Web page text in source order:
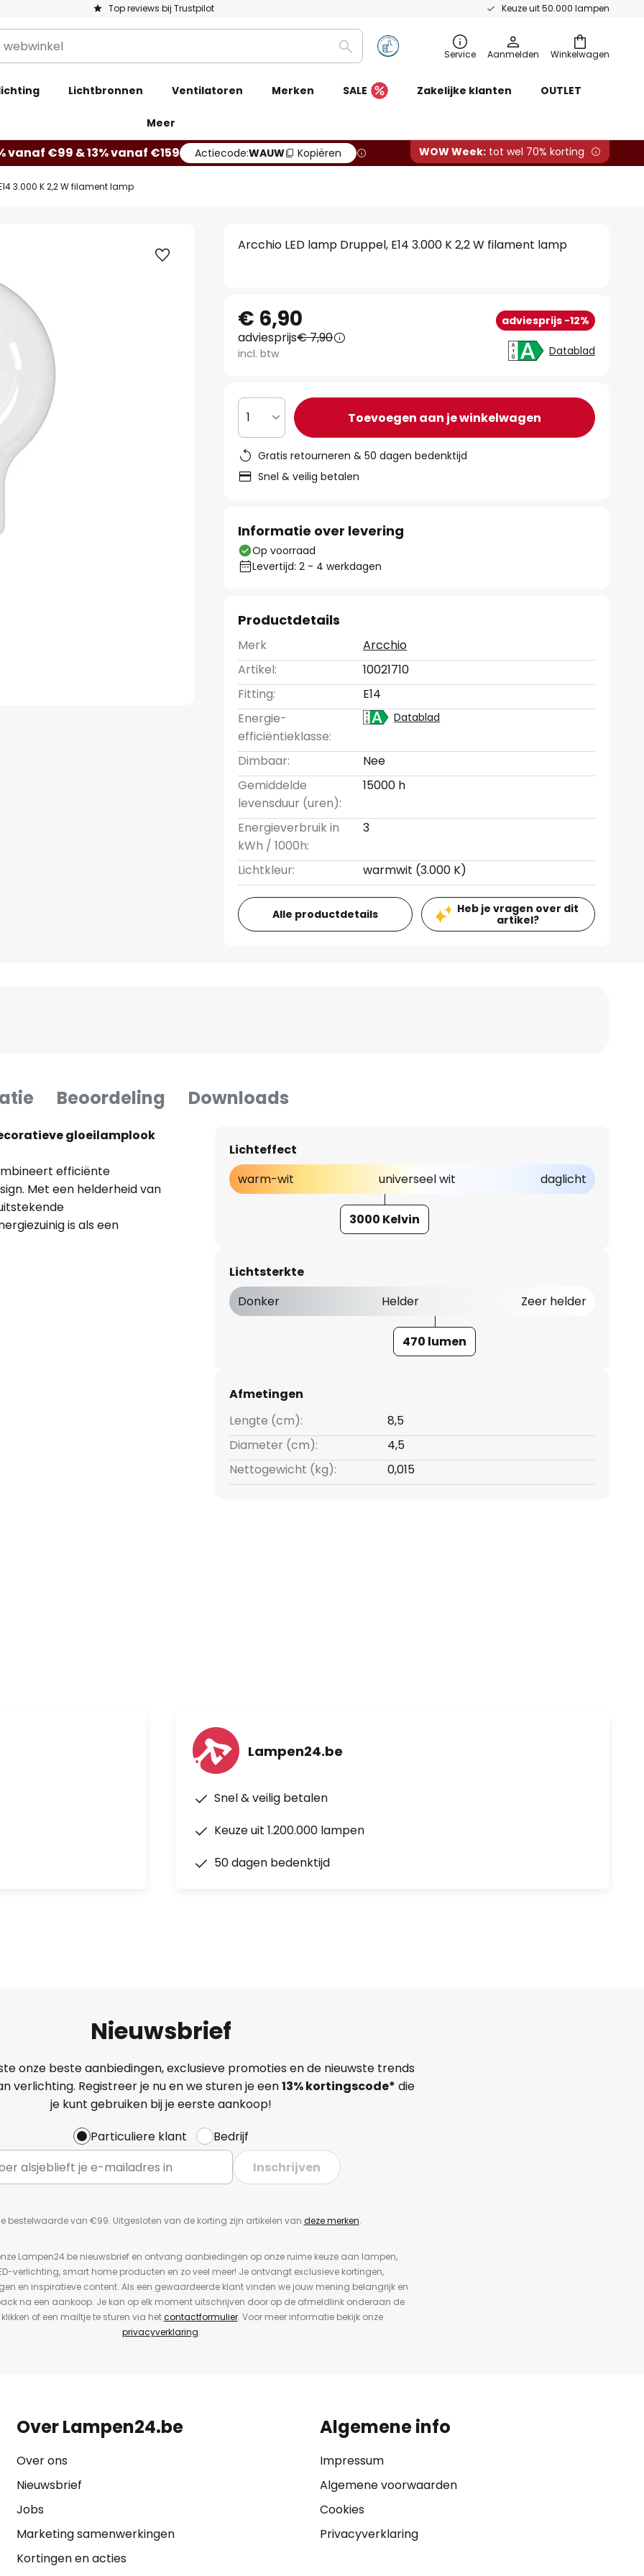
Top reviews bij Trustpilot Keuze uit 50.000 lampen
Winkelwagen
Zoeken Service Aanmelden
Lichtbronnen Ventilatoren Merken SALE Zakelijke klanten OUTLET
Meer
vanaf €99 & 13% vanaf €159 Actiecode:WAUW Kopiëren WOW Week: tot wel 70% korting
3.000 K 2,2 W filament lamp
Arcchio LED lamp Druppel, E14 3.000 K 2,2 W filament lamp
€ 6,90 adviesprijs -12%
adviesprijs€ 7,90
incl. btw Datablad
1 Toevoegen aan je winkelwagen
Gratis retourneren & 50 dagen bedenktijd
Snel & veilig betalen
Informatie over levering
Op voorraad
Levertijd: 2 - 4 werkdagen
Productdetails
Merk
Arcchio
Artikel:
10021710
Fitting:
E14
Energie-
efficiëntieklasse:
Datablad
Dimbaar:
Nee
Gemiddelde
levensduur (uren):
15000 h
Energieverbruik in
kWh / 1000h:
3
Lichtkleur: warmwit (3.000 K)
Alle productdetails
Heb je vragen over dit
artikel?
Beoordeling Downloads
gloeilamplook
efficiënte
Met een helderheid van
is als een
Het gebruik van LED-
gloeilamp
Lichteffect
warm-wit
universeel wit daglicht
3000 Kelvin
Lichtsterkte
Donker
Helder Zeer helder
470 lumen
Afmetingen
Lengte (cm):
8,5
Diameter (cm):
4,5
Nettogewicht (kg):
0,015
Lampen24.be
Snel & veilig betalen
Keuze uit 1.200.000 lampen
50 dagen bedenktijd
Nieuwsbrief
onze beste aanbiedingen, exclusieve promoties en de nieuwste trends
verlichting. Registreer je nu en we sturen je een13%kortingscode* die
je kunt gebruiken bij je eerste aankoop!
Particuliere klant
Bedrijf
Inschrijven
bestelwaarde van €99. Uitgesloten van de korting zijn artikelen van deze merken.
Lampen24.be nieuwsbrief en ontvang aanbiedingen op onze ruime keuze aan lampen,
verlichting, smart home producten en zo veel meer! Je ontvangt exclusieve kortingen,
en inspiratieve content. Als een gewaardeerde klant vinden we jouw mening belangrijk en
na een aankoop. Je kan op elk moment uitschrijven door op de afmeldlink onderaan de
of een mailtje te sturen via hetcontactformulier. Voor meer informatie bekijk onze
privacyverklaring.
Over Lampen24.be
Over ons
Nieuwsbrief
Jobs
Marketing samenwerkingen
Kortingen en acties
Algemene info
Impressum
Algemene voorwaarden
Cookies
Privacyverklaring